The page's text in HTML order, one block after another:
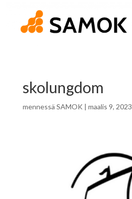
skolungdom
mennessä SAMOK | maalis 9, 2023